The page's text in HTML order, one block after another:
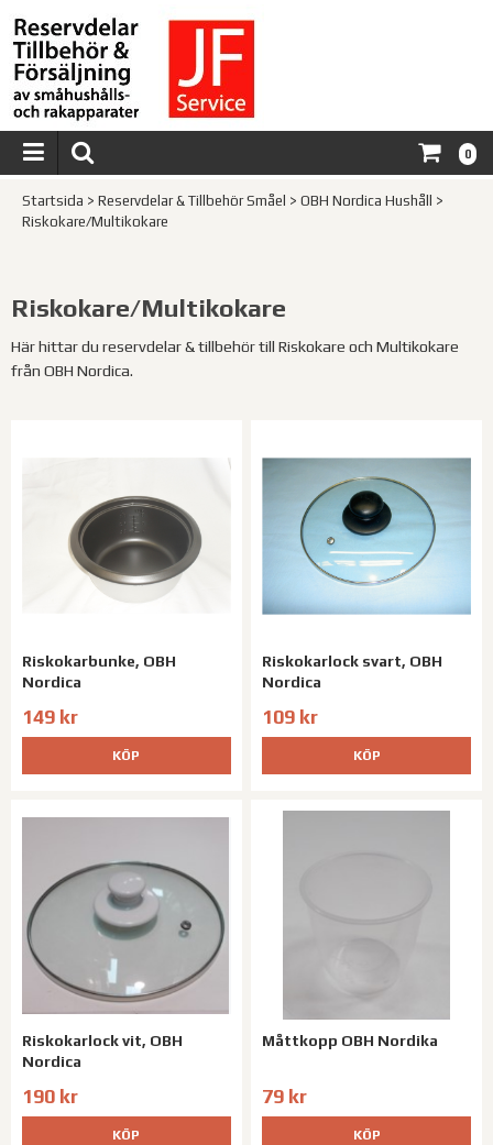
0
Startsida > Reservdelar & Tillbehör Småel > OBH Nordica Hushåll
>
Riskokare/Multikokare
Riskokare/Multikokare
Här hittar du reservdelar & tillbehör till Riskokare och Multikokare
från OBH Nordica.
Riskokarbunke, OBH
Nordica
149 kr
KÖP
Riskokarlock svart, OBH
Nordica
109 kr
KÖP
Riskokarlock vit, OBH
Nordica
190 kr
KÖP
Måttkopp OBH Nordika
79 kr
KÖP